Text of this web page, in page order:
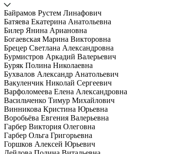
Байрамов Рустем Линафович
Батяева Екатерина Анатольевна
Билер Янина Ариановна
Богаевская Марина Викторовна
Брецер Светлана Александровна
Бурмистров Аркадий Валерьевич
Буряк Полина Николаевна
Бухвалов Александр Анатольевич
Вакуленчик Николай Сергеевич
Варфоломеева Елена Александровна
Васильченко Тимур Михайлович
Винникова Кристина Юрьевна
Воробьёва Евгения Валерьевна
Гарбер Виктория Олеговна
Гарбер Ольга Григорьевна
Горшков Алексей Юрьевич